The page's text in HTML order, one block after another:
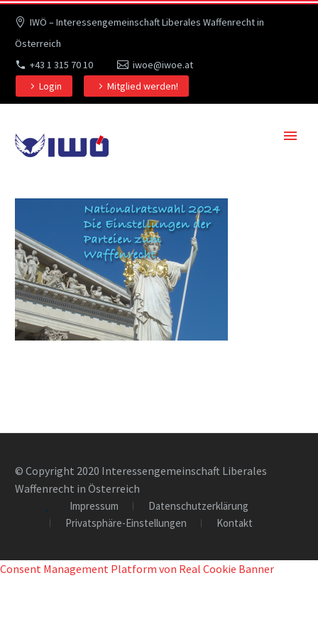
IWÖ – Interessengemeinschaft Liberales Waffenrecht in
Österreich
+43 1 315 70 10
iwoe@iwoe.at
Login
Mitglied werden!
© Copyright 2020 Interessengemeinschaft Liberales
Waffenrecht in Österreich
Impressum
Datenschutzerklärung
Privatsphäre-Einstellungen
Kontakt
Consent Management Platform von Real Cookie Banner